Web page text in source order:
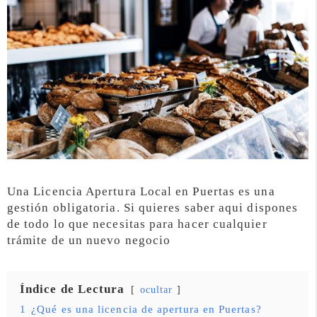
Una Licencia Apertura Local en Puertas es una
gestión obligatoria. Si quieres saber aqui dispones
de todo lo que necesitas para hacer cualquier
trámite de un nuevo negocio
Índice de Lectura ocultar
1
¿Qué es una licencia de apertura en Puertas?